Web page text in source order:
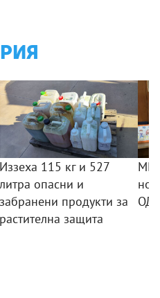
Иззеха 115 кг и 527
литра опасни и
забранени продукти за
растителна защита